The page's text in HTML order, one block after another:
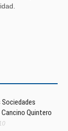
Quintero